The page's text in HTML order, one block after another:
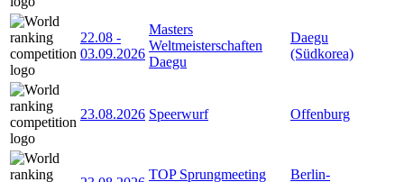
22.08 -
03.09.2026
Masters
Weltmeisterschaften
Daegu
Daegu
(Südkorea)
23.08.2026 Speerwurf Offenburg
TOP Sprungmeeting Berlin-